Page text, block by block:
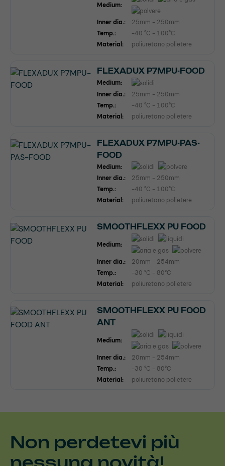
Medium:
Inner dia.:
25mm - 250mm
Temp.:
-40 °C - 100°C
Material:
poliuretano polietere
FLEXADUX P7MPU-FOOD
Medium:
Inner dia.:
25mm - 250mm
Temp.:
-40 °C - 100°C
Material:
poliuretano polietere
FLEXADUX P7MPU-PAS-
FOOD
Medium:
Inner dia.:
25mm - 250mm
Temp.:
-40 °C - 100°C
Material:
poliuretano polietere
SMOOTHFLEXX PU FOOD
Medium:
Inner dia.:
20mm - 254mm
Temp.:
-30 °C - 80°C
Material:
poliuretano polietere
SMOOTHFLEXX PU FOOD
ANT
Medium:
Inner dia.:
20mm - 254mm
Temp.:
-30 °C - 80°C
Material:
poliuretano polietere
Non perdetevi più